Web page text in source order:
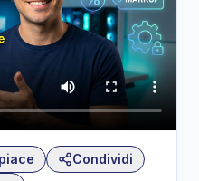
Condividi